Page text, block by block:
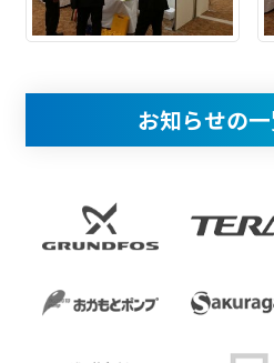
お知らせの